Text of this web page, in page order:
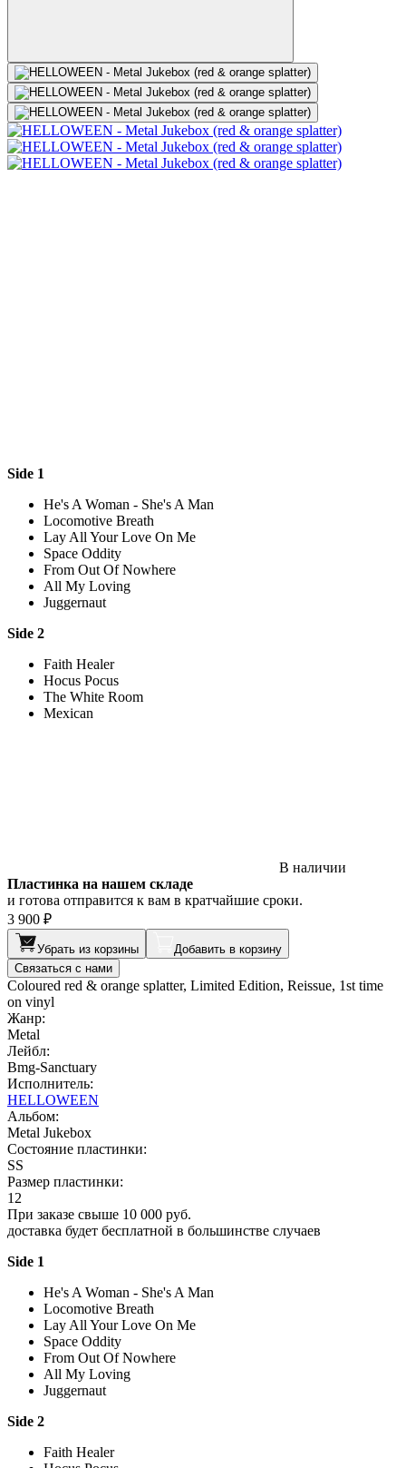
Side 1
He's A Woman - She's A Man
Locomotive Breath
Lay All Your Love On Me
Space Oddity
From Out Of Nowhere
All My Loving
Juggernaut
Side 2
Faith Healer
Hocus Pocus
The White Room
Mexican
В наличии
Пластинка на нашем складе
и готова отправится к вам в кратчайшие сроки.
3 900 ₽
Убрать из корзины
Добавить в корзину
Связаться с нами
Coloured red & orange splatter, Limited Edition, Reissue, 1st time
on vinyl
Жанр:
Metal
Лейбл:
Bmg-Sanctuary
Исполнитель:
HELLOWEEN
Альбом:
Metal Jukebox
Состояние пластинки:
SS
Размер пластинки:
12
При заказе свыше 10 000 руб.
доставка будет бесплатной в большинстве случаев
Side 1
He's A Woman - She's A Man
Locomotive Breath
Lay All Your Love On Me
Space Oddity
From Out Of Nowhere
All My Loving
Juggernaut
Side 2
Faith Healer